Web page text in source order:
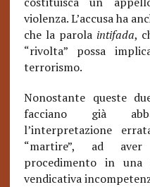
violenza. L’accusa ha
che la parola intifada,
“rivolta” possa
terrorismo.
Nonostante queste
facciano già
l’interpretazione
“martire”, ad
procedimento in una
vendicativa